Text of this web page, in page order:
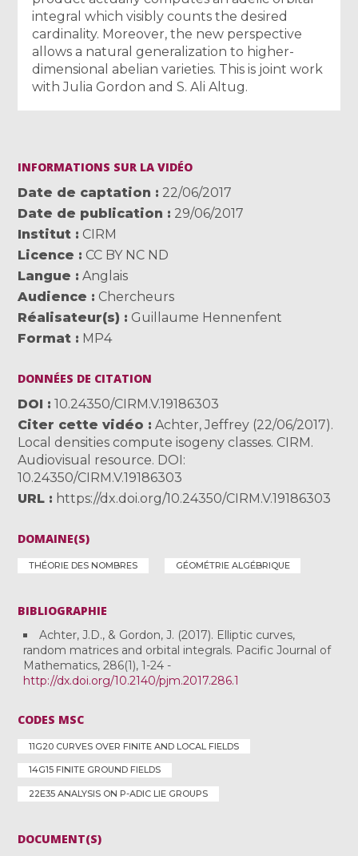
integral which visibly counts the desired
cardinality. Moreover, the new perspective
allows a natural generalization to higher-
dimensional abelian varieties. This is joint work
with Julia Gordon and S. Ali Altug.
INFORMATIONS SUR LA VIDÉO
Date de captation
22/06/2017
Date de publication
29/06/2017
Institut
CIRM
Licence
CC BY NC ND
Langue
Anglais
Audience
Chercheurs
Réalisateur(s)
Guillaume Hennenfent
Format
MP4
DONNÉES DE CITATION
DOI
10.24350/CIRM.V.19186303
Citer cette vidéo
Achter, Jeffrey (22/06/2017).
Local densities compute isogeny classes. CIRM.
Audiovisual resource. DOI:
10.24350/CIRM.V.19186303
URL
https://dx.doi.org/10.24350/CIRM.V.19186303
DOMAINE(S)
THÉORIE DES NOMBRES GÉOMÉTRIE ALGÉBRIQUE
BIBLIOGRAPHIE
Achter, J.D., & Gordon, J. (2017). Elliptic curves,
random matrices and orbital integrals. Pacific Journal of
Mathematics, 286(1), 1-24 -
http://dx.doi.org/10.2140/pjm.2017.286.1
CODES MSC
11G20 CURVES OVER FINITE AND LOCAL FIELDS
14G15 FINITE GROUND FIELDS
22E35 ANALYSIS ON P-ADIC LIE GROUPS
DOCUMENT(S)